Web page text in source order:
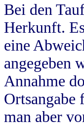
Bei den
Herkunft.
eine
angegeben
Annahme
Ortsangabe
man aber